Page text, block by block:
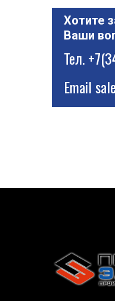
Хотите
Ваши
Тел.
Email